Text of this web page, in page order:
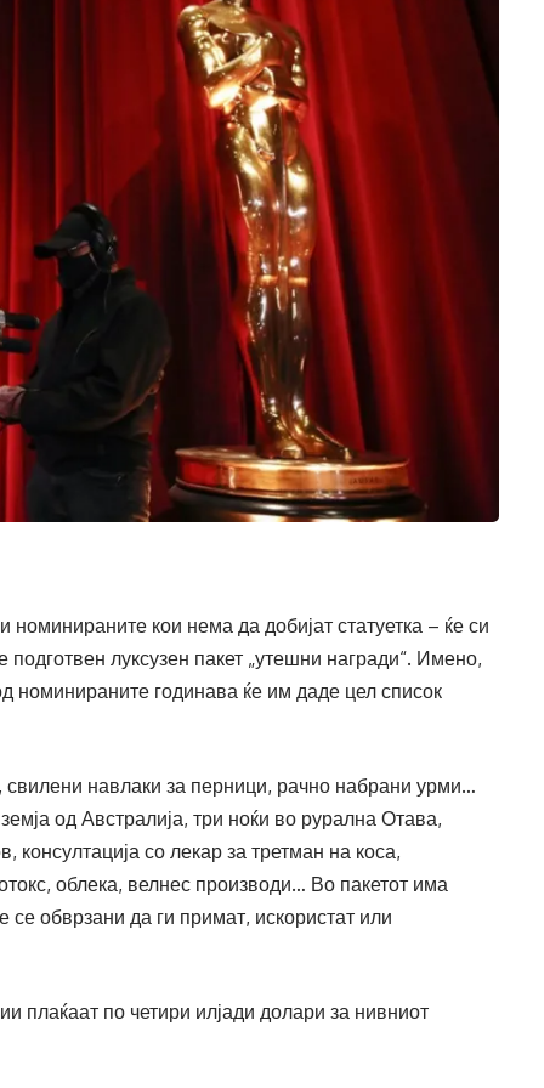
кои нема да добијат статуетка – ќе си
луксузен пакет „утешни награди“. Имено,
номинираните годинава ќе им даде цел список
свилени навлаки за перници, рачно набрани урми…
од Австралија, три ноќи во рурална Отава,
консултација со лекар за третман на коса,
облека, велнес производи… Во пакетот има
обврзани да ги примат, искористат или
плаќаат по четири илјади долари за нивниот